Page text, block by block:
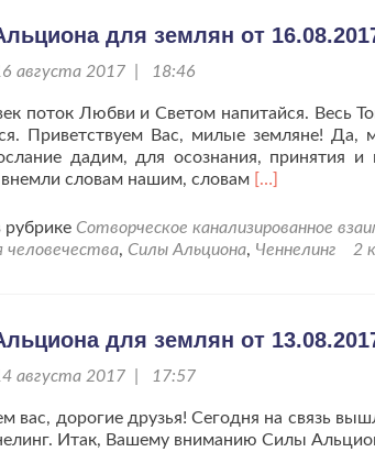
от
13.09.2017г
для землян от
августа 2017 | 18:46
поток Любви и Светом напитайся. Весь
Приветствуем Вас, милые земляне!
дадим, для осознания, принятия
внемли словам нашим, словам Читать
проЧеннелинг
Альциона
16.08.2017г.
[…]
Сотворческое канализированное
человечества, Силы Альциона, Ченнелинг 2
для землян от
августа 2017 | 17:57
вас, дорогие друзья! Сегодня на связь
Итак, Вашему вниманию Силы